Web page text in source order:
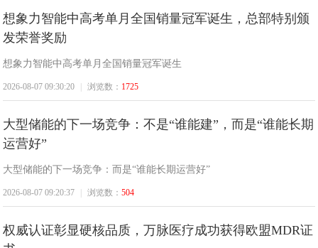
想象力智能中高考单月全国销量冠军诞生，总部特别颁
发荣誉奖励
想象力智能中高考单月全国销量冠军诞生
2026-08-07 09:30:20 浏览数： 1725
大型储能的下一场竞争：不是“谁能建”，而是“谁能长期
运营好”
大型储能的下一场竞争：而是“谁能长期运营好”
2026-08-07 09:20:37 浏览数：504
权威认证彰显硬核品质，万脉医疗成功获得欧盟MDR证